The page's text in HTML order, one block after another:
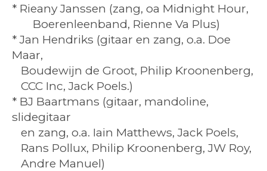
* Rieany Janssen (zang, oa Midnight Hour,
Boerenleenband, Rienne Va Plus)
* Jan Hendriks (gitaar en zang, o.a. Doe
Maar,
Boudewijn de Groot, Philip Kroonenberg,
CCC Inc, Jack Poels.)
* BJ Baartmans (gitaar, mandoline,
slidegitaar
en zang, o.a. Iain Matthews, Jack Poels,
Rans Pollux, Philip Kroonenberg, JW Roy,
Andre Manuel)